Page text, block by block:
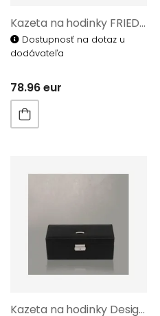
Kazeta na hodinky FRIEDRICH LEDERWAREN BOND 20085-2
Dostupnosť na dotaz u
dodávateľa
78.96 eur
Kazeta na hodinky Designhütte 70040/177